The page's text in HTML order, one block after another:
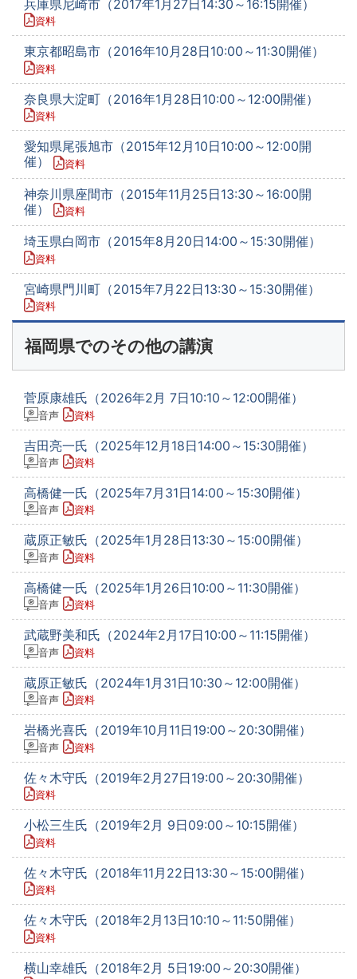
兵庫県尼崎市（2017年1月27日14:30～16:15開催）
資料
東京都昭島市（2016年10月28日10:00～11:30開催）
資料
奈良県大淀町（2016年1月28日10:00～12:00開催）
資料
愛知県尾張旭市（2015年12月10日10:00～12:00開
催）
資料
神奈川県座間市（2015年11月25日13:30～16:00開
催）
資料
埼玉県白岡市（2015年8月20日14:00～15:30開催）
資料
宮崎県門川町（2015年7月22日13:30～15:30開催）
資料
福岡県でのその他の講演
菅原康雄氏（2026年2月 7日10:10～12:00開催）
音声 資料
吉田亮一氏（2025年12月18日14:00～15:30開催）
音声 資料
高橋健一氏（2025年7月31日14:00～15:30開催）
音声 資料
蔵原正敏氏（2025年1月28日13:30～15:00開催）
音声 資料
高橋健一氏（2025年1月26日10:00～11:30開催）
音声 資料
武蔵野美和氏（2024年2月17日10:00～11:15開催）
音声 資料
蔵原正敏氏（2024年1月31日10:30～12:00開催）
音声 資料
岩橋光喜氏（2019年10月11日19:00～20:30開催）
音声 資料
佐々木守氏（2019年2月27日19:00～20:30開催）
資料
小松三生氏（2019年2月 9日09:00～10:15開催）
資料
佐々木守氏（2018年11月22日13:30～15:00開催）
資料
佐々木守氏（2018年2月13日10:10～11:50開催）
資料
横山幸雄氏（2018年2月 5日19:00～20:30開催）